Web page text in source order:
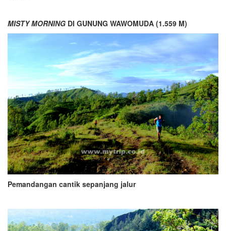
MISTY MORNING DI GUNUNG WAWOMUDA (1.559 M)
Pemandangan cantik sepanjang jalur